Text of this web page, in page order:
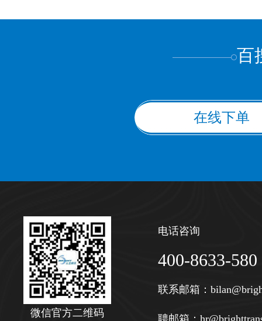
百
在线下单
微信官方二维码
电话咨询
400-8633-580
联系邮箱：
聘邮箱：